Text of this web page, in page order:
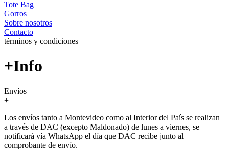
Tote Bag
Gorros
Sobre nosotros
Contacto
términos y condiciones
+Info
Envíos
+
Los envíos tanto a Montevideo como al Interior del País se realizan
a través de DAC (excepto Maldonado) de lunes a viernes, se
notificará vía WhatsApp el día que DAC recibe junto al
comprobante de envío.